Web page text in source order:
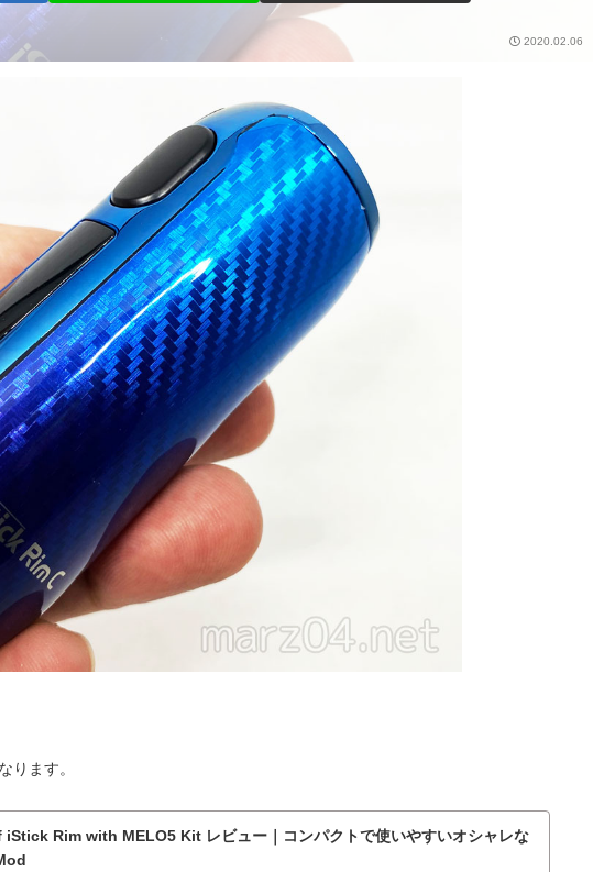
2020.02.06
ります。
iStick Rim with MELO5 Kit レビュー｜コンパクトで使いやすいオシャレな